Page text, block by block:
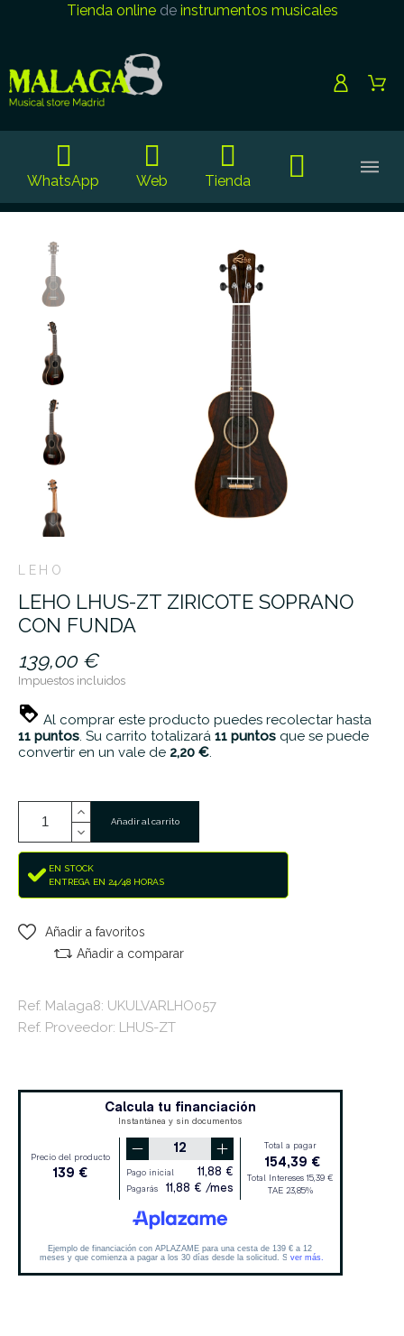
Tienda onlinede instrumentos musicales
WhatsApp Web Tienda
LEHO
LEHO LHUS-ZT ZIRICOTE SOPRANO
CON FUNDA
139,00 €
Impuestos incluidos
Al comprar este producto puedes recolectar hasta
11 puntos. Su carrito totalizará 11 puntos que se puede
convertir en un vale de 2,20 €.
Añadir al carrito
EN STOCK
ENTREGA EN 24/48 HORAS
Añadir a favoritos
Añadir a comparar
Ref. Malaga8: UKULVARLHO057
Ref. Proveedor: LHUS-ZT